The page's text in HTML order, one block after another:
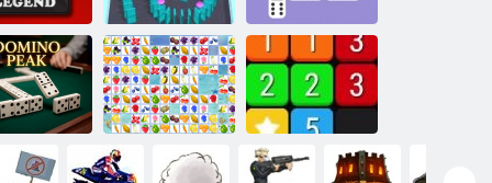
Domino
Legend
Domino -
Wahnsinn
Spiel Dominoes